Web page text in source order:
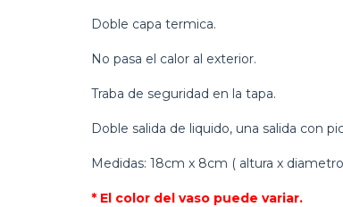
Doble capa termica.
No pasa el calor al exterior.
Traba de seguridad en la tapa.
Doble salida de liquido, una salida con
Medidas: 18cm x 8cm ( altura x
* El color del vaso puede variar.